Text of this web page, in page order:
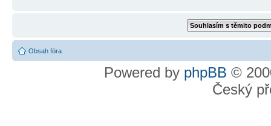
Obsah fóra
Powered by phpBB ©
Český